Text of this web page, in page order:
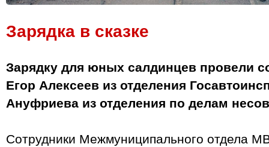
Зарядка в сказке
Зарядку для юных салдинцев провели
Егор Алексеев из отделения
Ануфриева из отделения по делам
Сотрудники Межмуниципального отдела